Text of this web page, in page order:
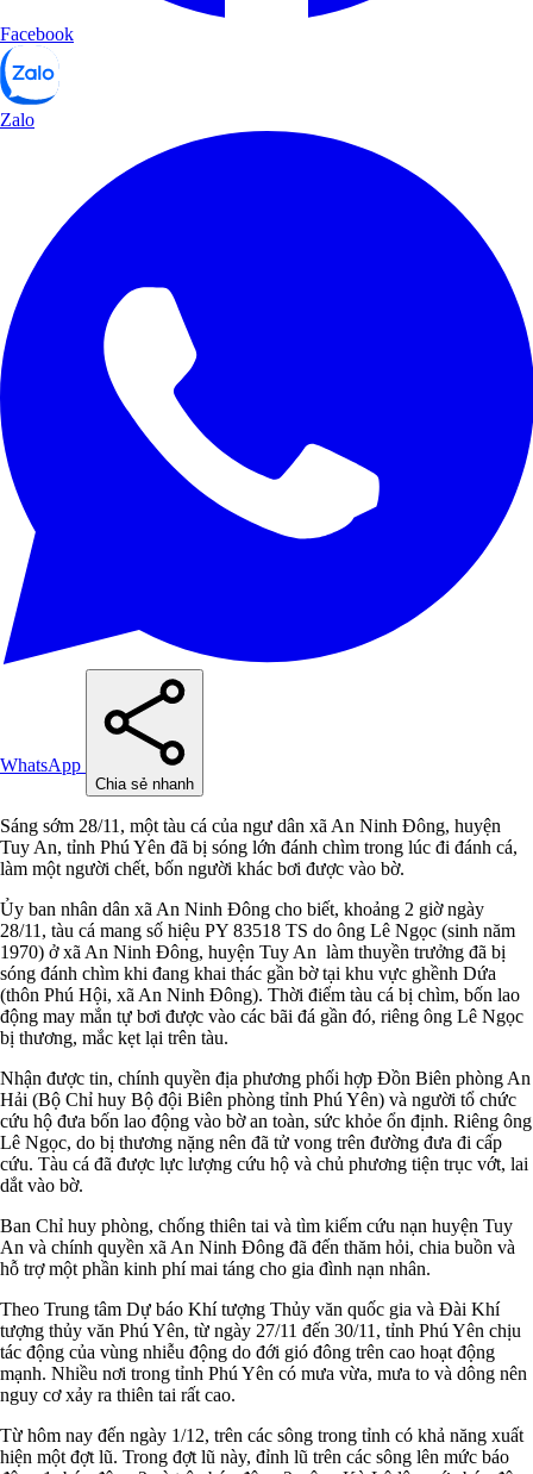
Facebook
Zalo
WhatsApp
Chia sẻ nhanh
Sáng sớm 28/11, một tàu cá của ngư dân xã An Ninh Đông, huyện
Tuy An, tỉnh Phú Yên đã bị sóng lớn đánh chìm trong lúc đi đánh cá,
làm một người chết, bốn người khác bơi được vào bờ.
Ủy ban nhân dân xã An Ninh Đông cho biết, khoảng 2 giờ ngày
28/11, tàu cá mang số hiệu PY 83518 TS do ông Lê Ngọc (sinh năm
1970) ở xã An Ninh Đông, huyện Tuy An làm thuyền trưởng đã bị
sóng đánh chìm khi đang khai thác gần bờ tại khu vực ghềnh Dứa
(thôn Phú Hội, xã An Ninh Đông). Thời điểm tàu cá bị chìm, bốn lao
động may mắn tự bơi được vào các bãi đá gần đó, riêng ông Lê Ngọc
bị thương, mắc kẹt lại trên tàu.
Nhận được tin, chính quyền địa phương phối hợp Đồn Biên phòng An
Hải (Bộ Chỉ huy Bộ đội Biên phòng tỉnh Phú Yên) và người tổ chức
cứu hộ đưa bốn lao động vào bờ an toàn, sức khỏe ổn định. Riêng ông
Lê Ngọc, do bị thương nặng nên đã tử vong trên đường đưa đi cấp
cứu. Tàu cá đã được lực lượng cứu hộ và chủ phương tiện trục vớt, lai
dắt vào bờ.
Ban Chỉ huy phòng, chống thiên tai và tìm kiếm cứu nạn huyện Tuy
An và chính quyền xã An Ninh Đông đã đến thăm hỏi, chia buồn và
hỗ trợ một phần kinh phí mai táng cho gia đình nạn nhân.
Theo Trung tâm Dự báo Khí tượng Thủy văn quốc gia và Đài Khí
tượng thủy văn Phú Yên, từ ngày 27/11 đến 30/11, tỉnh Phú Yên chịu
tác động của vùng nhiễu động do đới gió đông trên cao hoạt động
mạnh. Nhiều nơi trong tỉnh Phú Yên có mưa vừa, mưa to và dông nên
nguy cơ xảy ra thiên tai rất cao.
Từ hôm nay đến ngày 1/12, trên các sông trong tỉnh có khả năng xuất
hiện một đợt lũ. Trong đợt lũ này, đỉnh lũ trên các sông lên mức báo